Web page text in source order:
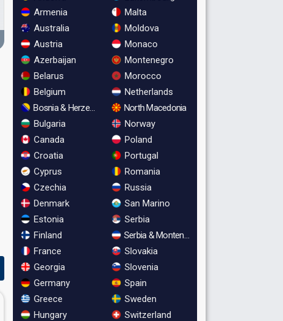
Armenia
Australia
Austria
Azerbaijan
Belarus
Belgium
Bosnia & Herzegovina
Bulgaria
Canada
Croatia
Cyprus
Czechia
Denmark
Estonia
Finland
France
Georgia
Germany
Greece
Hungary
Malta
Moldova
Monaco
Montenegro
Morocco
Netherlands
North Macedonia
Norway
Poland
Portugal
Romania
Russia
San Marino
Serbia
Serbia & Montenegro
Slovakia
Slovenia
Spain
Sweden
Switzerland